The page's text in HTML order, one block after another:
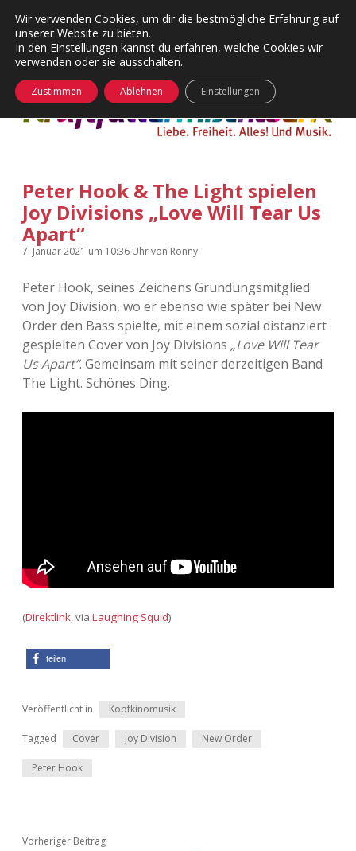
Kategorien
Menü
24 Hours Chilling
Die Wende
KFMW-Disco
Nur mal so
Täglicher Sinnwahn
Visuelles
KFMW-Disco
Dates
Contact
Adventskalender 2011
Adventskalender 2012
Adventskalender 2013
Adventskalender 2018
Adventskalender 2019
öffnen
Peter Hook & The Light spielen
Joy Divisions „Love Will Tear Us
Apart“
7. Januar 2021 um 10:36 Uhrvon Ronny
Peter Hook, seines Zeichens Gründungsmitglied
von Joy Division, wo er ebenso wie später bei New
Order den Bass spielte, mit einem sozial distanziert
gespielten Cover von Joy Divisions „Love Will Tear
Us Apart“. Gemeinsam mit seiner derzeitigen Band
The Light. Schönes Ding.
(Direktlink, via Laughing Squid)
teilen
Veröffentlicht in Kopfkinomusik
Tagged Cover Joy Division New Order
Peter Hook
Vorheriger Beitrag
Wir verwenden Cookies, um dir die bestmögliche Erfahrung auf
unserer Website zu bieten.
In den Einstellungen kannst du erfahren, welche Cookies wir
verwenden oder sie ausschalten.
Zustimmen Ablehnen Einstellungen